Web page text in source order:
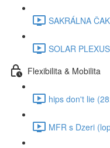
SAKRÁLNA
SOLAR
Flexibilita & Mobilita
hips don't lie
MFR s Dzeri